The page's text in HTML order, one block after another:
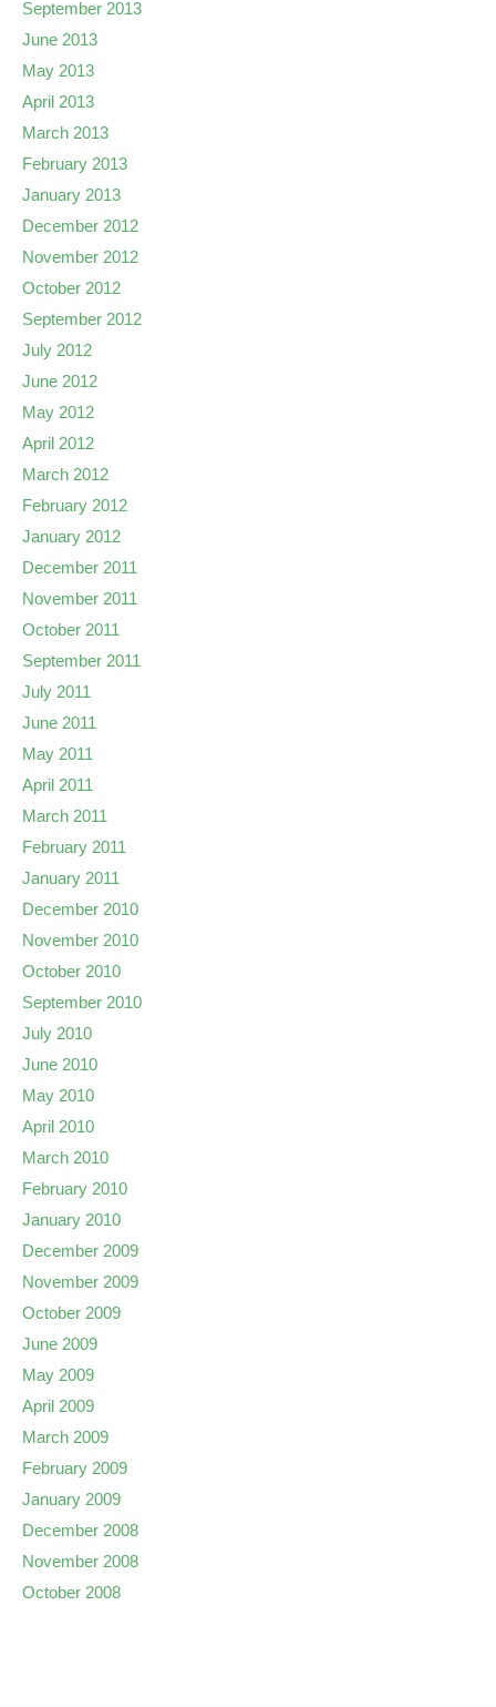
September 2013
June 2013
May 2013
April 2013
March 2013
February 2013
January 2013
December 2012
November 2012
October 2012
September 2012
July 2012
June 2012
May 2012
April 2012
March 2012
February 2012
January 2012
December 2011
November 2011
October 2011
September 2011
July 2011
June 2011
May 2011
April 2011
March 2011
February 2011
January 2011
December 2010
November 2010
October 2010
September 2010
July 2010
June 2010
May 2010
April 2010
March 2010
February 2010
January 2010
December 2009
November 2009
October 2009
June 2009
May 2009
April 2009
March 2009
February 2009
January 2009
December 2008
November 2008
October 2008